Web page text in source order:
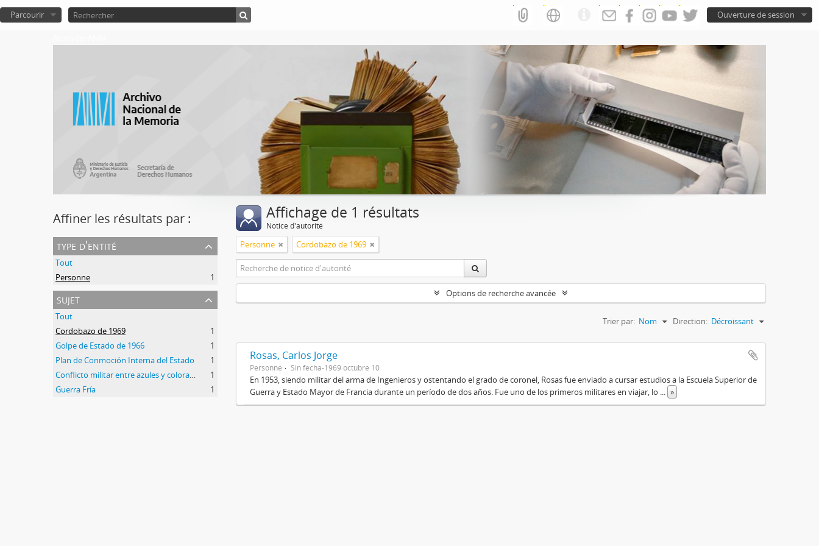
Ouverture de session
Parcourir
Affiner les résultats par :
type d'entité
Tout
Personne
1
sujet
Tout
Cordobazo de 1969
1
Golpe de Estado de 1966
1
Plan de Conmoción Interna del Estado
1
1
Guerra Fría
1
Affichage de 1 résultats
Notice d'autorité
Personne Cordobazo de 1969
Options de recherche avancée
Trier par: Nom Direction: Décroissant
Rosas, Carlos Jorge
Personne Sin fecha-1969 octubre 10
En 1953, siendo militar del arma de Ingenieros y ostentando el grado de coronel, Rosas fue enviado a cursar estudios a la Escuela Superior de
Guerra y Estado Mayor de Francia durante un período de dos años. Fue uno de los primeros militares en viajar, lo
»